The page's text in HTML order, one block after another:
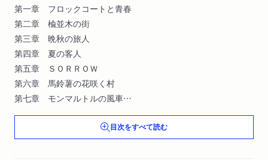
第一章 フロックコートと青春
第二章 楡並木の街
第三章 晩秋の旅人
第四章 夏の客人
第五章 ＳＯＲＲＯＷ
第六章 馬鈴薯の花咲く村
第七章 モンマルトルの風車
第八章 太陽の花
第十章 死と再生の交響曲
目次をすべて読む